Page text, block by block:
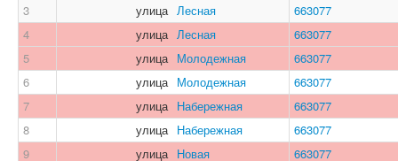
3
улица Лесная
663077
4
улица Лесная
663077
5
улица Молодежная
663077
6
улица Молодежная
663077
7
улица Набережная
663077
8
улица Набережная
663077
9
улица Новая
663077